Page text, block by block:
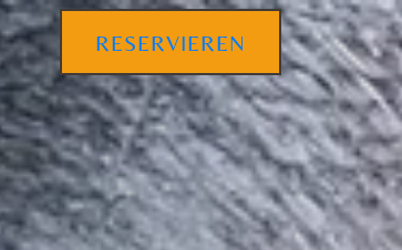
RESERVIEREN
MAKI UNAGI [D]